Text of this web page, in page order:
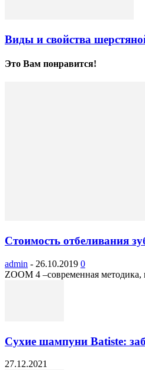
Виды и свойства
Это Вам понравится!
Стоимость отбеливания
admin - 26.10.2019 0
ZOOM 4 –современная
Сухие шампуни Batiste:
27.12.2021